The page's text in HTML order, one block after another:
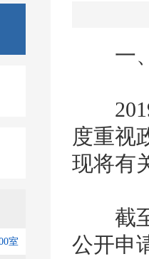
室
一、
2019
度重视
现将有
截至
公开申